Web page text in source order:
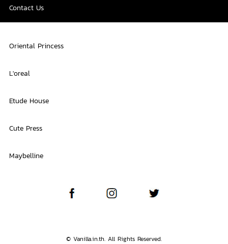
Contact Us
Oriental Princess
L'oreal
Etude House
Cute Press
Maybelline
© Vanilla.in.th. All Rights Reserved.